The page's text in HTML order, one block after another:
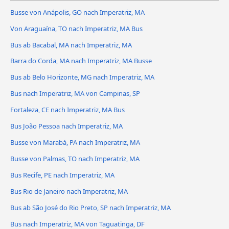
Busse von Anápolis, GO nach Imperatriz, MA
Von Araguaína, TO nach Imperatriz, MA Bus
Bus ab Bacabal, MA nach Imperatriz, MA
Barra do Corda, MA nach Imperatriz, MA Busse
Bus ab Belo Horizonte, MG nach Imperatriz, MA
Bus nach Imperatriz, MA von Campinas, SP
Fortaleza, CE nach Imperatriz, MA Bus
Bus João Pessoa nach Imperatriz, MA
Busse von Marabá, PA nach Imperatriz, MA
Busse von Palmas, TO nach Imperatriz, MA
Bus Recife, PE nach Imperatriz, MA
Bus Rio de Janeiro nach Imperatriz, MA
Bus ab São José do Rio Preto, SP nach Imperatriz, MA
Bus nach Imperatriz, MA von Taguatinga, DF